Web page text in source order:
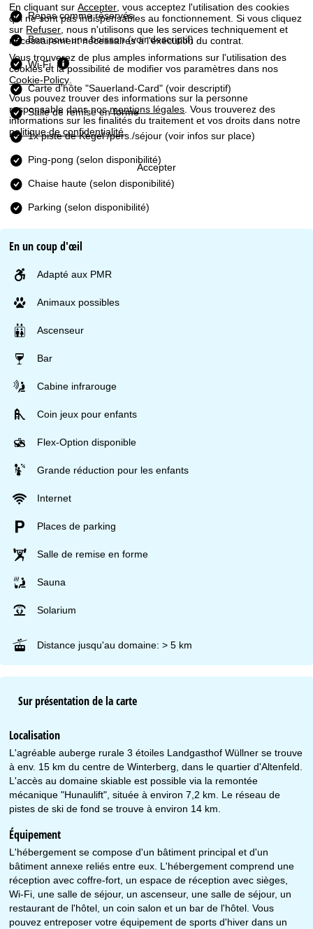
En cliquant surAccepter , vous acceptez l'utilisation des cookies
qui ne sont pas indispensables au fonctionnement. Si vous cliquez
sur Refuser , nous n'utilisons que les services techniquement et
nécessairement nécessaires à l'exécution du contrat.
Vous trouverez de plus amples informations sur l'utilisation des
cookies et la possibilité de modifier vos paramètres dans nos
Cookie-Policy.
Vous pouvez trouver des informations sur la personne
responsable dans nosmentions légales. Vous trouverez des
informations sur les finalités du traitement et vos droits dans notre
politique de confidentialité.
Accepter
e
i
l
Repas comme réservés
Bon pour une boisson (voir descriptif)
Wi-Fi
Carte d'hôte "Sauerland-Card" (voir descriptif)
Salle de remise en forme
1x piste de Kegel /pers./séjour (voir infos sur place)
Ping-pong (selon disponibilité)
Chaise haute (selon disponibilité)
Parking (selon disponibilité)
En un coup d'œil
Adapté aux PMR
Animaux possibles
Ascenseur
Bar
Cabine infrarouge
Coin jeux pour enfants
Flex-Option disponible
Grande réduction pour les enfants
Internet
Places de parking
Salle de remise en forme
Sauna
Solarium
Distance jusqu'au domaine: > 5 km
Sur présentation de la carte
Localisation
L'agréable auberge rurale 3 étoiles Landgasthof Wüllner se trouve
à env. 15 km du centre de Winterberg, dans le quartier d'Altenfeld.
L'accès au domaine skiable est possible via la remontée
mécanique "Hunaulift", située à environ 7,2 km. Le réseau de
pistes de ski de fond se trouve à environ 14 km.
Équipement
L'hébergement se compose d'un bâtiment principal et d'un
bâtiment annexe reliés entre eux. L'hébergement comprend une
réception avec coffre-fort, un espace de réception avec sièges,
Wi-Fi, une salle de séjour, un ascenseur, une salle de séjour, un
restaurant de l'hôtel, un coin salon et un bar de l'hôtel. Vous
pouvez entreposer votre équipement de sports d'hiver dans un